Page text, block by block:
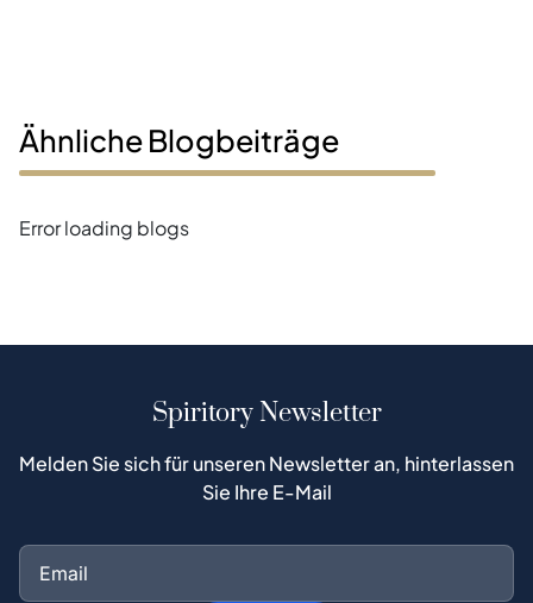
Ähnliche Blogbeiträge
Error loading blogs
Spiritory Newsletter
Melden Sie sich für unseren Newsletter an, hinterlassen
Sie Ihre E-Mail